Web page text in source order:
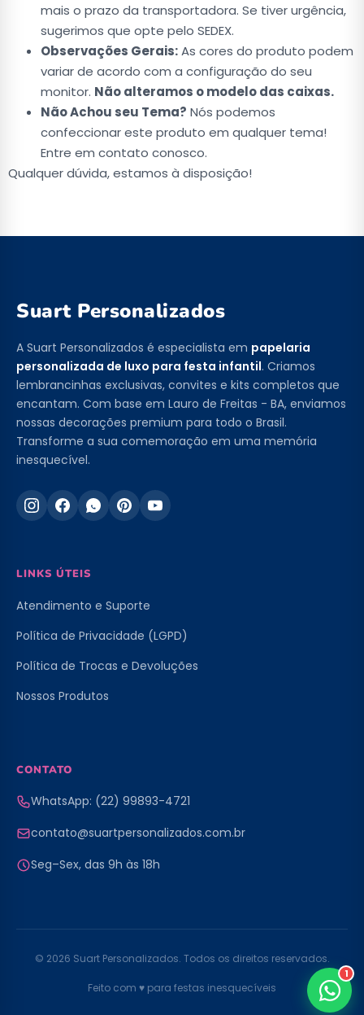
mais o prazo da transportadora. Se tiver urgência,
sugerimos que opte pelo SEDEX.
Observações Gerais:As cores do produto podem
variar de acordo com a configuração do seu
monitor. Não alteramos o modelo das caixas.
Não Achou seu Tema? Nós podemos
confeccionar este produto em qualquer tema!
Entre em contato conosco.
Qualquer dúvida, estamos à disposição!
Suart Personalizados
A Suart Personalizados é especialista em papelaria
personalizada de luxo para festa infantil. Criamos
lembrancinhas exclusivas, convites e kits completos que
encantam. Com base em Lauro de Freitas - BA, enviamos
nossas decorações premium para todo o Brasil.
Transforme a sua comemoração em uma memória
inesquecível.
LINKS ÚTEIS
Atendimento e Suporte
Política de Privacidade (LGPD)
Política de Trocas e Devoluções
Nossos Produtos
CONTATO
WhatsApp: (22) 99893-4721
contato@suartpersonalizados.com.br
Seg–Sex, das 9h às 18h
© 2026 Suart Personalizados. Todos os direitos reservados.
Feito com ♥ para festas inesquecíveis
1